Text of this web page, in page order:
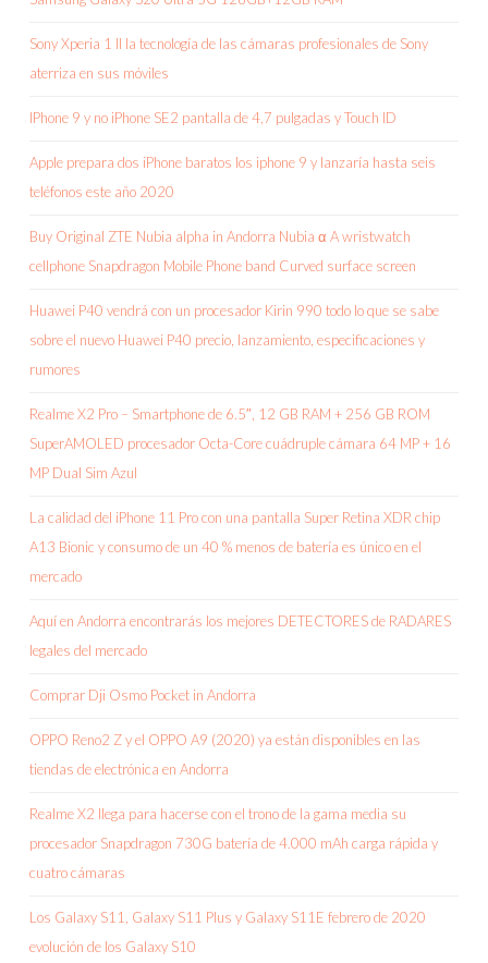
Sony Xperia 1 II la tecnología de las cámaras profesionales de Sony
aterriza en sus móviles
IPhone 9 y no iPhone SE2 pantalla de 4,7 pulgadas y Touch ID
Apple prepara dos iPhone baratos los iphone 9 y lanzaría hasta seis
teléfonos este año 2020
Buy Original ZTE Nubia alpha in Andorra Nubia α A wristwatch
cellphone Snapdragon Mobile Phone band Curved surface screen
Huawei P40 vendrá con un procesador Kirin 990 todo lo que se sabe
sobre el nuevo Huawei P40 precio, lanzamiento, especificaciones y
rumores
Realme X2 Pro – Smartphone de 6.5″, 12 GB RAM + 256 GB ROM
SuperAMOLED procesador Octa-Core cuádruple cámara 64 MP + 16
MP Dual Sim Azul
La calidad del iPhone 11 Pro con una pantalla Super Retina XDR chip
A13 Bionic y consumo de un 40 % menos de batería es único en el
mercado
Aquí en Andorra encontrarás los mejores DETECTORES de RADARES
legales del mercado
Comprar Dji Osmo Pocket in Andorra
OPPO Reno2 Z y el OPPO A9 (2020) ya están disponibles en las
tiendas de electrónica en Andorra
Realme X2 llega para hacerse con el trono de la gama media su
procesador Snapdragon 730G batería de 4.000 mAh carga rápida y
cuatro cámaras
Los Galaxy S11, Galaxy S11 Plus y Galaxy S11E febrero de 2020
evolución de los Galaxy S10